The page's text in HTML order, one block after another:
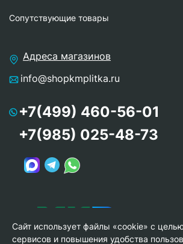
Сопутствующие товары
Адреса магазинов
info@shopkmplitka.ru
+7(499) 460-56-01
+7(985) 025-48-73
Сайт использует файлы «cookie» с
сервисов и повышения удобства